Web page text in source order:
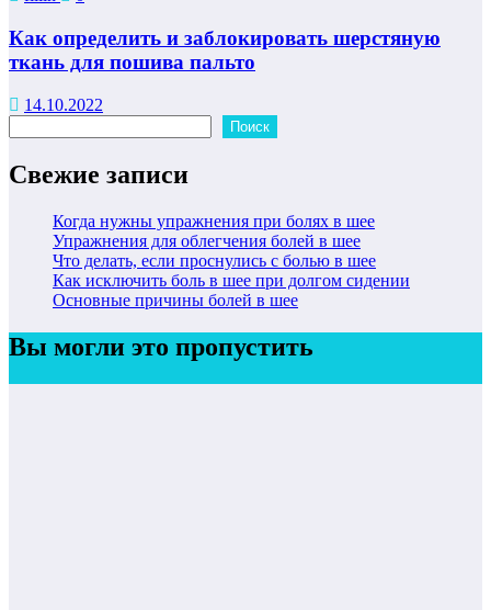
Как определить и заблокировать шерстяную
ткань для пошива пальто
14.10.2022
Поиск
Свежие записи
Когда нужны упражнения при болях в шее
Упражнения для облегчения болей в шее
Что делать, если проснулись с болью в шее
Как исключить боль в шее при долгом сидении
Основные причины болей в шее
Вы могли это пропустить